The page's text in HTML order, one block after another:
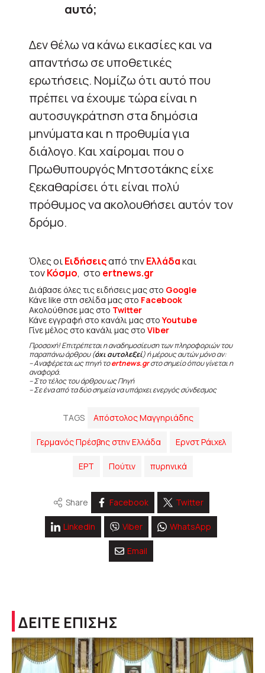
αυτό;
Δεν θέλω να κάνω εικασίες και να
απαντήσω σε υποθετικές
ερωτήσεις. Νομίζω ότι αυτό που
πρέπει να έχουμε τώρα είναι η
αυτοσυγκράτηση στα δημόσια
μηνύματα και η προθυμία για
διάλογο. Και χαίρομαι που ο
Πρωθυπουργός Μητσοτάκης είχε
ξεκαθαρίσει ότι είναι πολύ
πρόθυμος να ακολουθήσει αυτόν τον
δρόμο.
Όλες οιΕιδήσειςαπό τηνΕλλάδακαι
τονΚόσμο, στο ertnews.gr
Διάβασε όλες τις ειδήσεις μας στο Google
Κάνε like στη σελίδα μας στο Facebook
Ακολούθησε μας στο Twitter
Κάνε εγγραφή στο κανάλι μας στοYoutube
Γίνε μέλος στο κανάλι μας στο Viber
Προσοχή! Επιτρέπεται η αναδημοσίευση των πληροφοριών του
παραπάνω άρθρου (όχι αυτολεξεί) ή μέρους αυτών μόνο αν:
– Αναφέρεται ως πηγή τοertnews.grστο σημείο όπου γίνεται η
αναφορά.
– Στο τέλος του άρθρου ως Πηγή
– Σε ένα από τα δύο σημεία να υπάρχει ενεργός σύνδεσμος
TAGS Απόστολος Μαγγηριάδης
Γερμανός Πρέσβης στην Ελλάδα Ερνστ Ράιχελ
ΕΡΤ Πούτιν πυρηνικά
Share Facebook Twitter
Linkedin Viber WhatsApp
Email
ΔΕΙΤΕ ΕΠΙΣΗΣ